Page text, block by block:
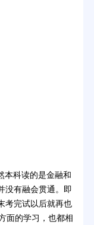
科读的是金融和
没有融会贯通。即
考完试以后就再也
面的学习，也都相